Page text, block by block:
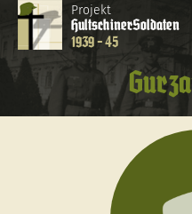
Projekt
HultschinerSoldaten
1939 - 45